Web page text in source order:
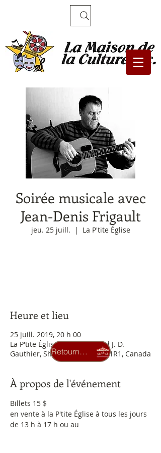
Soirée musicale avec
Jean-Denis Frigault
jeu. 25 juill.
  |
La P'tite Église
Heure et lieu
25 juill. 2019, 20 h 00
La P'tite Église, 260 Boulevard J. D.
Gauthier, Shippagan, NB E8S 1R1, Canada
À propos de l'événement
Billets 15 $
en vente à la P'tite Église à tous les jours
de 13 h à 17 h ou au
Retourner au carrousel